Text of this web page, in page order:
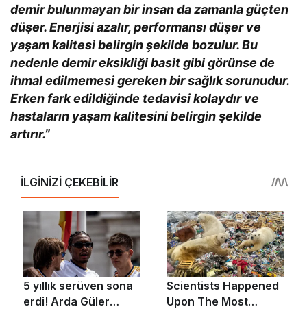
demir bulunmayan bir insan da zamanla güçten
düşer. Enerjisi azalır, performansı düşer ve
yaşam kalitesi belirgin şekilde bozulur. Bu
nedenle demir eksikliği basit gibi görünse de
ihmal edilmemesi gereken bir sağlık sorunudur.
Erken fark edildiğinde tedavisi kolaydır ve
hastaların yaşam kalitesini belirgin şekilde
artırır.”